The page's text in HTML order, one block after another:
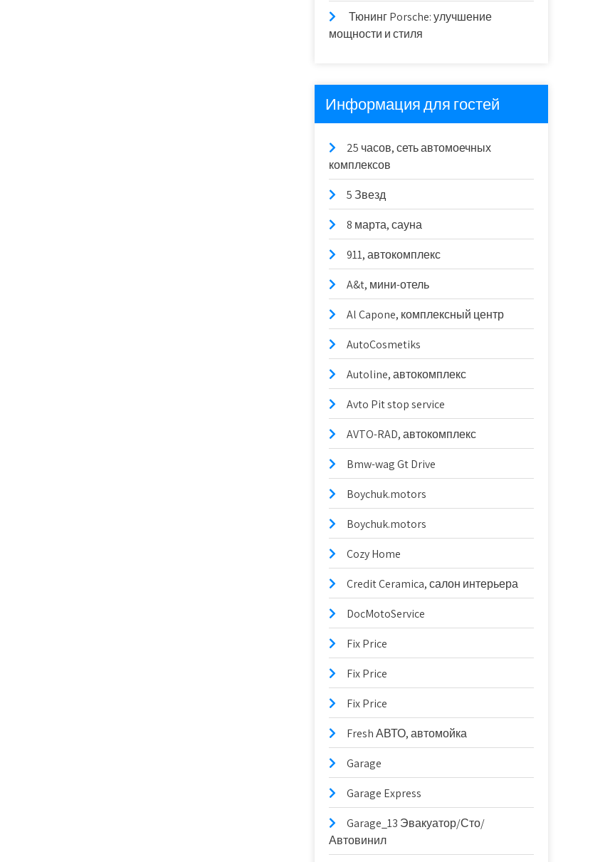
Тюнинг Porsche: улучшение
мощности и стиля
Информация для гостей
25 часов, сеть автомоечных
комплексов
5 Звезд
8 марта, сауна
911, автокомплекс
A&t, мини-отель
Al Capone, комплексный центр
AutoCosmetiks
Autoline, автокомплекс
Avto Pit stop service
AVTO-RAD, автокомплекс
Bmw-wag Gt Drive
Boychuk.motors
Boychuk.motors
Cozy Home
Credit Ceramica, салон интерьера
DocMotoService
Fix Price
Fix Price
Fix Price
Fresh АВТО, автомойка
Garage
Garage Express
Garage_13 Эвакуатор/Сто/
Автовинил